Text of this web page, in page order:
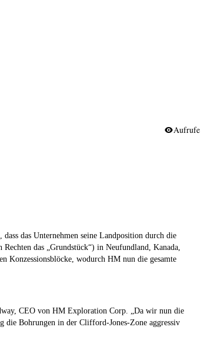
Aufrufe
dass das Unternehmen seine Landposition durch die
das „ Grundstück“) in Neufundland, Kanada,
Konzessionsblöcke, wodurch HM nun die gesamte
CEO von HM Exploration Corp. „ Da wir nun die
die Bohrungen in der Clifford-Jones-Zone aggressiv